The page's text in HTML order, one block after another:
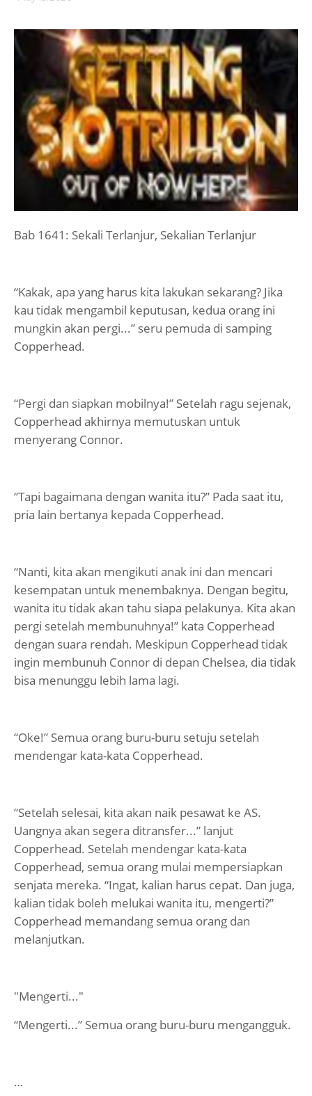
Bab 1641: Sekali Terlanjur, Sekalian Terlanjur
“Kakak, apa yang harus kita lakukan sekarang? Jika
kau tidak mengambil keputusan, kedua orang ini
mungkin akan pergi...” seru pemuda di samping
Copperhead.
“Pergi dan siapkan mobilnya!” Setelah ragu sejenak,
Copperhead akhirnya memutuskan untuk
menyerang Connor.
“Tapi bagaimana dengan wanita itu?” Pada saat itu,
pria lain bertanya kepada Copperhead.
“Nanti, kita akan mengikuti anak ini dan mencari
kesempatan untuk menembaknya. Dengan begitu,
wanita itu tidak akan tahu siapa pelakunya. Kita akan
pergi setelah membunuhnya!” kata Copperhead
dengan suara rendah. Meskipun Copperhead tidak
ingin membunuh Connor di depan Chelsea, dia tidak
bisa menunggu lebih lama lagi.
“Oke!” Semua orang buru-buru setuju setelah
mendengar kata-kata Copperhead.
“Setelah selesai, kita akan naik pesawat ke AS.
Uangnya akan segera ditransfer...” lanjut
Copperhead. Setelah mendengar kata-kata
Copperhead, semua orang mulai mempersiapkan
senjata mereka. “Ingat, kalian harus cepat. Dan juga,
kalian tidak boleh melukai wanita itu, mengerti?”
Copperhead memandang semua orang dan
melanjutkan.
"Mengerti..."
“Mengerti...” Semua orang buru-buru mengangguk.
…